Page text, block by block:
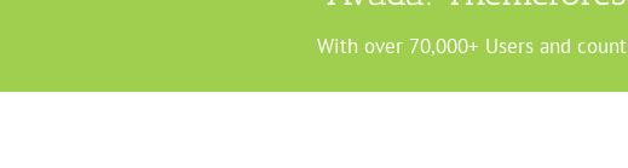
With over 70,000+ Users and